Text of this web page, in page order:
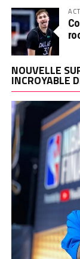
NOUVELLE
INCROYABLE